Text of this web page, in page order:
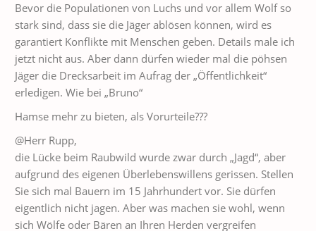
Bevor die Populationen von Luchs und vor allem Wolf so
stark sind, dass sie die Jäger ablösen können, wird es
garantiert Konflikte mit Menschen geben. Details male ich
jetzt nicht aus. Aber dann dürfen wieder mal die pöhsen
Jäger die Drecksarbeit im Aufrag der „Öffentlichkeit“
erledigen. Wie bei „Bruno“
Hamse mehr zu bieten, als Vorurteile???
@Herr Rupp,
die Lücke beim Raubwild wurde zwar durch „Jagd“, aber
aufgrund des eigenen Überlebenswillens gerissen. Stellen
Sie sich mal Bauern im 15 Jahrhundert vor. Sie dürfen
eigentlich nicht jagen. Aber was machen sie wohl, wenn
sich Wölfe oder Bären an Ihren Herden vergreifen